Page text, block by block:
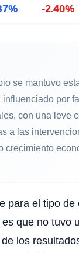
-2.40%
se mantuvo
influenciado por
con una leve
a las
crecimiento
para el tipo de
que no tuvo
los